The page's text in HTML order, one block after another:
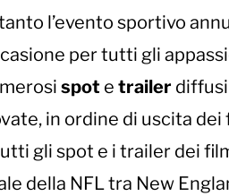
l’evento sportivo
per tutti gli
spot e trailer diffusi
in ordine di uscita
gli spot e i trailer dei
della NFL tra New